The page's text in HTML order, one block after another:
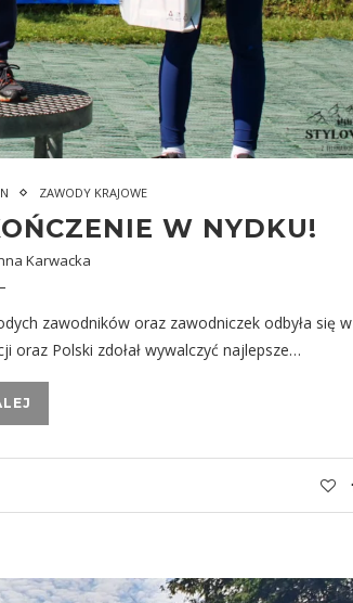
ZAWODY KRAJOWE
W NYDKU!
Karwacka
zawodników oraz zawodniczek odbyła się w
oraz Polski zdołał wywalczyć najlepsze…